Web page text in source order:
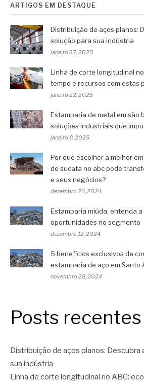
ARTIGOS EM DESTAQUE
Distribuição de aços planos:
solução para sua indústria
janeiro 27, 2025
Linha de corte longitudinal
tempo e recursos com estas
janeiro 22, 2025
Estamparia de metal em são
soluções industriais que
janeiro 8, 2025
Por que escolher a melhor
de sucata no abc pode
e seus negócios?
dezembro 26, 2024
Estamparia miúda: entenda
oportunidades no segmento
dezembro 12, 2024
5 benefícios exclusivos de
estamparia de aço em Santo
novembro 28, 2024
Posts recentes
Distribuição de aços planos: Descubra
sua indústria
Linha de corte longitudinal no ABC: